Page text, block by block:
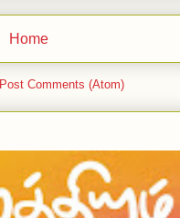
Home
Post Comments (Atom)